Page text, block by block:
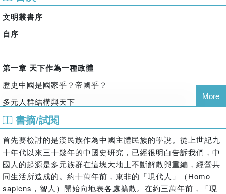
夠維持一體的關鍵所在。
代開始的禮制研究。我也試著從禮制研究入手，問「皇帝制度
的正當性及其意識型態為何？」我在這個學術脈絡下展開我的
學術生涯，想想也四十年過去了。無所驕人，自信勤能補拙，
天下的課題在這幾年非常熱門，是人文社會科學界的前沿研
究。對於歷史學而言，是藉此以重新理解歷史中國為何。過去
我們在爭論歷史中國是「國家」或「帝國」，各有其道理，也
不由我在此斷案。但新的看法是「天下」，此說的特色是從中
國史自身的脈絡推論中國為何。「天下」一直是古人的世界觀
與自我認識，但只發現中國是天下，實無太大意義，歷史學要
的不是定義，而是實態。所以我們當然要進一步問天下為何。
這個課題也很大，所以我從其中的一個側面入手，以政治制度
研究為目的，採宗教史的觀點，探討作為神觀的天的變化。始
自新石器後期起巫教的出現，到西周天的成立，再到西漢建立
起祭祀制度的郊祀禮。
文明叢書序
自序
第一章 天下作為一種政體
歷史中國是國家乎？帝國乎？
多元人群結構與天下
天下的源起
國家宗教與治民
從靈的交換到禮物的交換
漢文的世界與冊封體制
神道設教與新的國家宗教
More
書摘/試閱
首先要檢討的是漢民族作為中國主體民族的學說。從上世紀九
十年代以來三十幾年的中國史研究，已經很明白告訴我們，中
國人的起源是多元族群在這塊大地上不斷解散與重編，經營共
同生活所造成的。約十萬年前，東非的「現代人」（ Homo
sapiens ，智人）開始向地表各處擴散。在約三萬年前，「現